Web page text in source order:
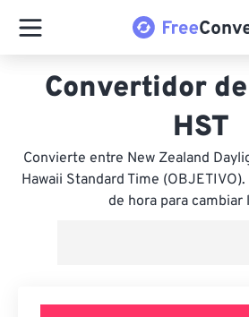
Convertidor
HST
Convierte entre New Zealand
Hawaii Standard Time
de hora para cambiar